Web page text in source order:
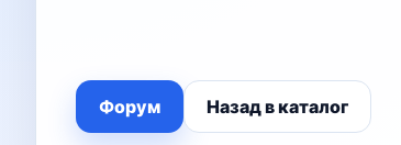
Форум Назад в каталог